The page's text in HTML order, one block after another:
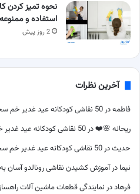
نحوه تمیز کردن
استفاده و ممنوعه
2 روز پیش
آخرین نظرات
فاطمهدر 50 نقاشی کودکانه عید غدیر خم سخت و آسان و برای رنگ آمیزی
ریحانه 🌸❤️در 50 نقاشی کودکانه عید غدیر خم سخت و آسان و برای رنگ آمیزی
حدیثدر 50 نقاشی کودکانه عید غدیر خم سخت و آسان و برای رنگ آمیزی
نیما درآموزش کشیدن نقاشی رونالدو آسان
فرهاددر نمایندگی قطعات ماشین آلات